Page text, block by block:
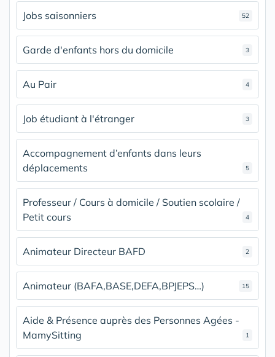
Jobs saisonniers 52
Garde d'enfants hors du domicile 3
Au Pair 4
Job étudiant à l'étranger 3
Accompagnement d’enfants dans leurs
déplacements
5
Professeur / Cours à domicile / Soutien scolaire /
Petit cours
4
Animateur Directeur BAFD 2
Animateur (BAFA,BASE,DEFA,BPJEPS…) 15
Aide & Présence auprès des Personnes Agées -
MamySitting
1